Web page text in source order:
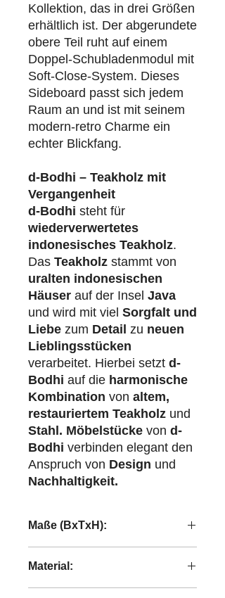
Kollektion, das in drei Größen
erhältlich ist. Der abgerundete
obere Teil ruht auf einem
Doppel-Schubladenmodul mit
Soft-Close-System. Dieses
Sideboard passt sich jedem
Raum an und ist mit seinem
modern-retro Charme ein
echter Blickfang.
d-Bodhi – Teakholz mit
Vergangenheit
d-Bodhi steht für
wiederverwertetes
indonesisches Teakholz.
Das Teakholz stammt von
uralten indonesischen
Häuser auf der Insel Java
und wird mit viel Sorgfalt und
Liebe zum Detail zu neuen
Lieblingsstücken
verarbeitet. Hierbei setzt d-
Bodhi auf die harmonische
Kombination von altem,
restauriertem Teakholz und
Stahl. Möbelstücke von d-
Bodhi verbinden elegant den
Anspruch von Design und
Nachhaltigkeit.
Maße (BxTxH):
Material: